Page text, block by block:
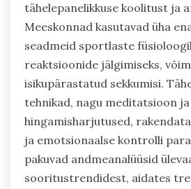
tähelepanelikkuse koolitust ja
Meeskonnad kasutavad üha
seadmeid sportlaste
reaktsioonide jälgimiseks,
isikupärastatud sekkumisi.
tehnikad, nagu meditatsioon ja
hingamisharjutused,
ja emotsionaalse kontrolli
pakuvad andmeanalüüsid
sooritustrendidest, aidates